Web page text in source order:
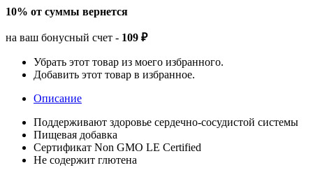
10% от суммы вернется
на ваш бонусный счет - 109 ₽
Убрать этот товар из моего избранного.
Добавить этот товар в избранное.
Описание
Поддерживают здоровье сердечно-сосудистой системы
Пищевая добавка
Сертификат Non GMO LE Certified
Не содержит глютена